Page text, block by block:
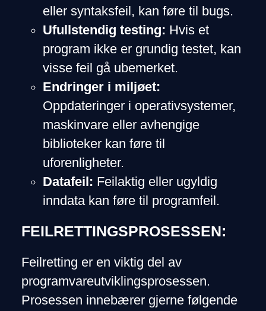
eller syntaksfeil, kan føre til bugs.
Ufullstendig testing: Hvis et
program ikke er grundig testet, kan
visse feil gå ubemerket.
Endringer i miljøet:
Oppdateringer i operativsystemer,
maskinvare eller avhengige
biblioteker kan føre til
uforenligheter.
Datafeil: Feilaktig eller ugyldig
inndata kan føre til programfeil.
FEILRETTINGSPROSESSEN:
Feilretting er en viktig del av
programvareutviklingsprosessen.
Prosessen innebærer gjerne følgende